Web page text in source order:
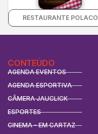
RESTAURANTE POLACO
CONTEÚDO
AGENDA EVENTOS
AGENDA ESPORTIVA
CÂMERA JAUCLICK
ESPORTES
CINEMA - EM CARTAZ